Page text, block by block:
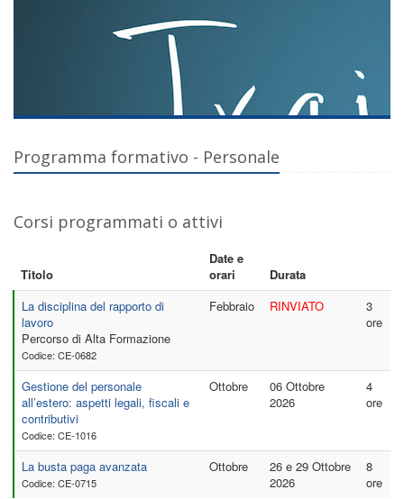
Programma formativo - Personale
Corsi programmati o attivi
Titolo
Date e
orari
Durata
La disciplina del rapporto di
lavoro
Percorso di Alta Formazione
Codice: CE-0682
Febbraio RINVIATO
3
ore
Gestione del personale
all’estero: aspetti legali, fiscali e
contributivi
Codice: CE-1016
Ottobre
06 Ottobre
2026
4
ore
La busta paga avanzata
Codice: CE-0715
Ottobre
26 e 29 Ottobre
2026
8
ore